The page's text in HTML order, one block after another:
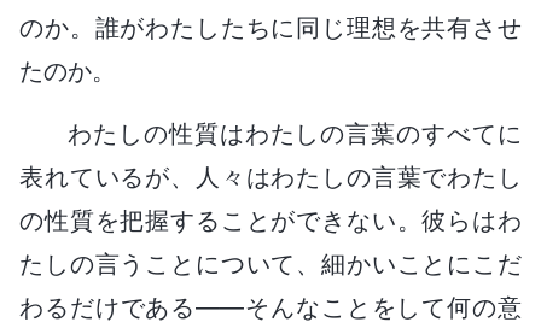
のか。誰がわたしたちに同じ理想を共有させ
たのか。
わたしの性質はわたしの言葉のすべてに
表れているが、人々はわたしの言葉でわたし
の性質を把握することができない。彼らはわ
たしの言うことについて、細かいことにこだ
わるだけである――そんなことをして何の意